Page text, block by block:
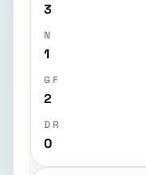
3
N
1
GF
2
DR
0